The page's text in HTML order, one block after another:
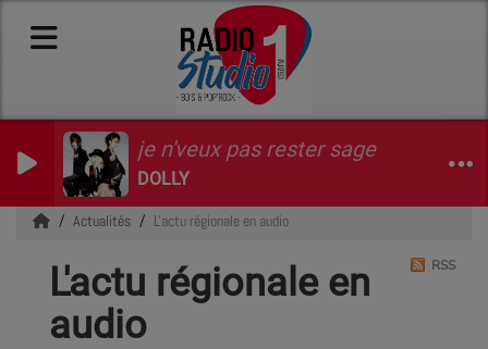
je n'veux pas rester sage
DOLLY
Actualités L'actu régionale en audio
L'actu régionale en
audio
RSS